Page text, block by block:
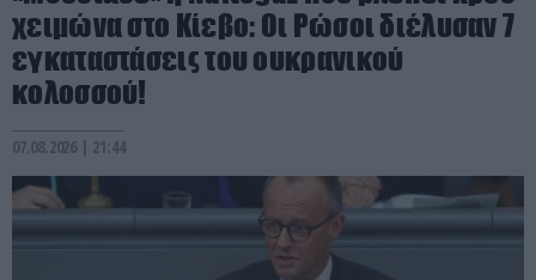
χειμώνα στο Κίεβο: Οι Ρώσοι διέλυσαν 7
εγκαταστάσεις του ουκρανικού
κολοσσού!
07.08.2026 | 21:44